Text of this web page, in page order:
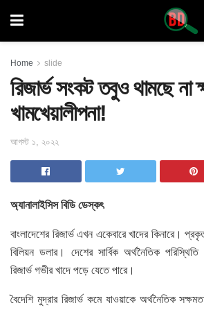
Home slide
রিজার্ভ সংকট তবুও থামছে না
খামখেয়ালীপনা!
আগস্ট ১, ২০২২
অ্যানালাইসিস বিডি ডেস্কৎ
বাংলাদেশের রিজার্ভ এখন একেবারে খাদের কিনারে।
বিলিয়ন ডলার। দেশের সার্বিক অর্থনৈতিক
রিজার্ভ গভীর খাদে পড়ে যেতে পারে।
বৈদেশি মুদ্রার রিজার্ভ কমে যাওয়াকে অর্থনৈতিক